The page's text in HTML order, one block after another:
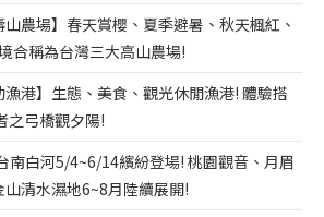
山農場】春天賞櫻、夏季避暑、秋天楓紅、
合稱為台灣三大高山農場!
漁港】生態、美食、觀光休閒漁港! 體驗搭
之弓橋觀夕陽!
南白河5/4~6/14繽紛登場! 桃園觀音、月眉
清水濕地6~8月陸續展開!